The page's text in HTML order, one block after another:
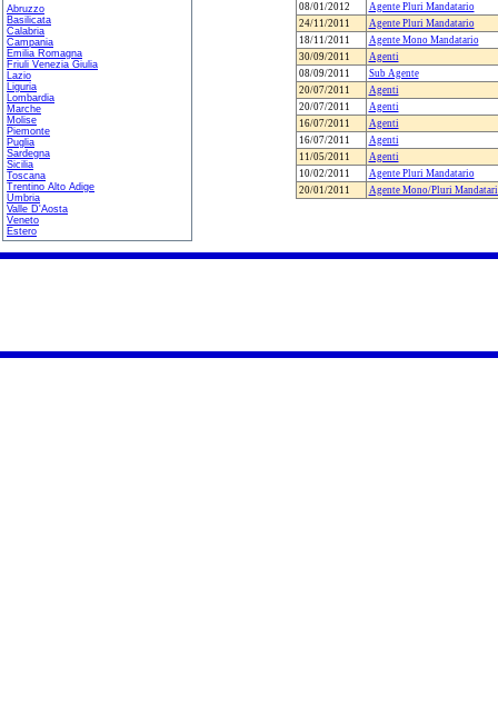
Abruzzo
Basilicata
Calabria
Campania
Emilia Romagna
Friuli Venezia Giulia
Lazio
Liguria
Lombardia
Marche
Molise
Piemonte
Puglia
Sardegna
Sicilia
Toscana
Trentino Alto Adige
Umbria
Valle D'Aosta
Veneto
Estero
08/01/2012
Agente Pluri Mandatario
24/11/2011
Agente Pluri Mandatario
18/11/2011
Agente Mono Mandatario
30/09/2011
Agenti
08/09/2011
Sub Agente
20/07/2011
Agenti
20/07/2011
Agenti
16/07/2011
Agenti
16/07/2011
Agenti
11/05/2011
Agenti
10/02/2011
Agente Pluri Mandatario
20/01/2011
Agente Mono/Pluri